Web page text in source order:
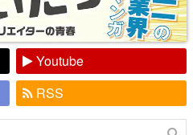
Youtube
RSS